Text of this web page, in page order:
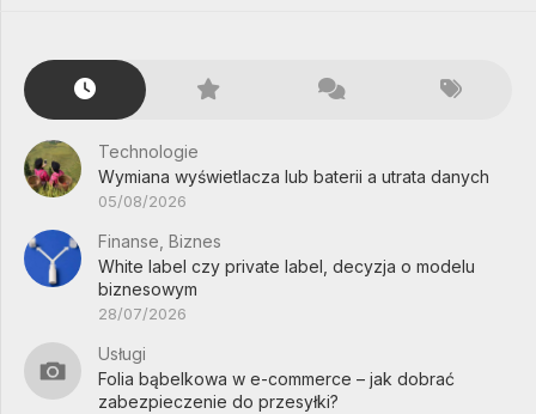
Technologie
Wymiana wyświetlacza lub baterii a utrata danych
05/08/2026
Finanse, Biznes
White label czy private label, decyzja o modelu
biznesowym
28/07/2026
Usługi
Folia bąbelkowa w e-commerce – jak dobrać
zabezpieczenie do przesyłki?